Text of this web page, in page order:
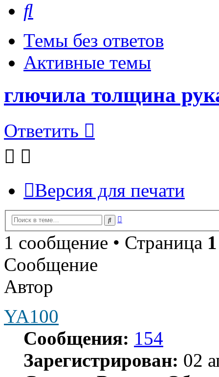
Темы без ответов
Активные темы
глючила толщина
Ответить
Версия для печати
Поиск
1 сообщение • Страница 1
Сообщение
Автор
YA100
Сообщения: 154
Зарегистрирован: 02